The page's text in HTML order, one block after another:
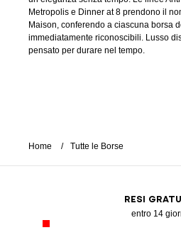
Metropolis e Dinner at 8 prendono il
Maison, conferendo a ciascuna borsa
immediatamente riconoscibili. Lusso
pensato per durare nel tempo.
Home Tutte le Borse
RESI
entro 14